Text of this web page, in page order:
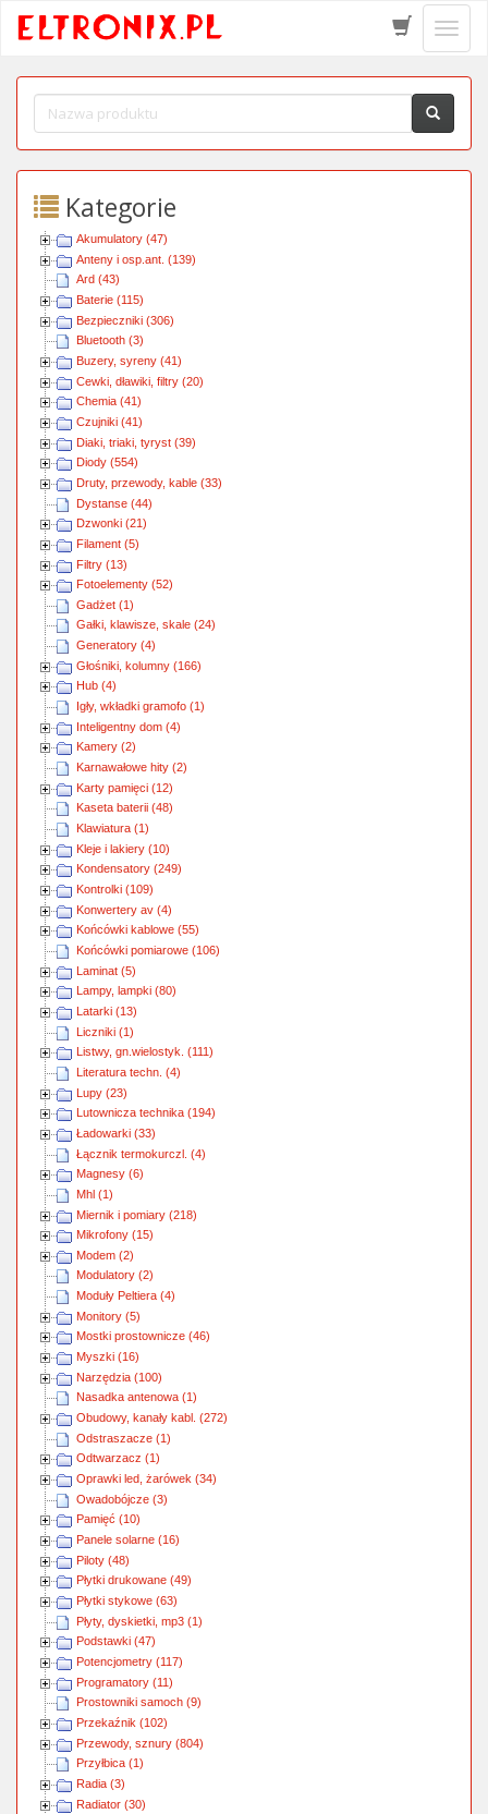
menu
Kategorie
Akumulatory (47)
Anteny i osp.ant. (139)
Ard (43)
Baterie (115)
Bezpieczniki (306)
Bluetooth (3)
Buzery, syreny (41)
Cewki, dławiki, filtry (20)
Chemia (41)
Czujniki (41)
Diaki, triaki, tyryst (39)
Diody (554)
Druty, przewody, kable (33)
Dystanse (44)
Dzwonki (21)
Filament (5)
Filtry (13)
Fotoelementy (52)
Gadżet (1)
Gałki, klawisze, skale (24)
Generatory (4)
Głośniki, kolumny (166)
Hub (4)
Igły, wkładki gramofo (1)
Inteligentny dom (4)
Kamery (2)
Karnawałowe hity (2)
Karty pamięci (12)
Kaseta baterii (48)
Klawiatura (1)
Kleje i lakiery (10)
Kondensatory (249)
Kontrolki (109)
Konwertery av (4)
Końcówki kablowe (55)
Końcówki pomiarowe (106)
Laminat (5)
Lampy, lampki (80)
Latarki (13)
Liczniki (1)
Listwy, gn.wielostyk. (111)
Literatura techn. (4)
Lupy (23)
Lutownicza technika (194)
Ładowarki (33)
Łącznik termokurczl. (4)
Magnesy (6)
Mhl (1)
Miernik i pomiary (218)
Mikrofony (15)
Modem (2)
Modulatory (2)
Moduły Peltiera (4)
Monitory (5)
Mostki prostownicze (46)
Myszki (16)
Narzędzia (100)
Nasadka antenowa (1)
Obudowy, kanały kabl. (272)
Odstraszacze (1)
Odtwarzacz (1)
Oprawki led, żarówek (34)
Owadobójcze (3)
Pamięć (10)
Panele solarne (16)
Piloty (48)
Płytki drukowane (49)
Płytki stykowe (63)
Płyty, dyskietki, mp3 (1)
Podstawki (47)
Potencjometry (117)
Programatory (11)
Prostowniki samoch (9)
Przekaźnik (102)
Przewody, sznury (804)
Przyłbica (1)
Radia (3)
Radiator (30)